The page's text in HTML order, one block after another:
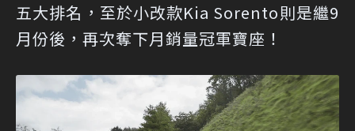
五大排名，至於小改款Kia Sorento則是繼9
月份後，再次奪下月銷量冠軍寶座！